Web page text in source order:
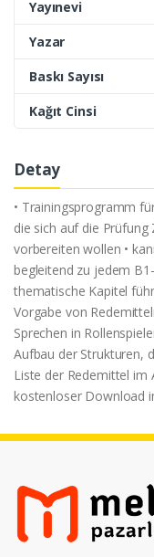
Yayınevi
Yazar
Baskı Sayısı
Kağıt Cinsi
Detay
• Trainingsprogramm
die sich auf die
vorbereiten wollen •
begleitend zu jedem
thematische Kapitel
Vorgabe von
Sprechen in
Aufbau der Strukturen,
Liste der Redemittel im
kostenloser Download